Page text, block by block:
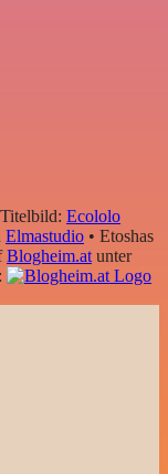
Titelbild: Ecololo
Elmastudio • Etoshas
Blogheim.atunter